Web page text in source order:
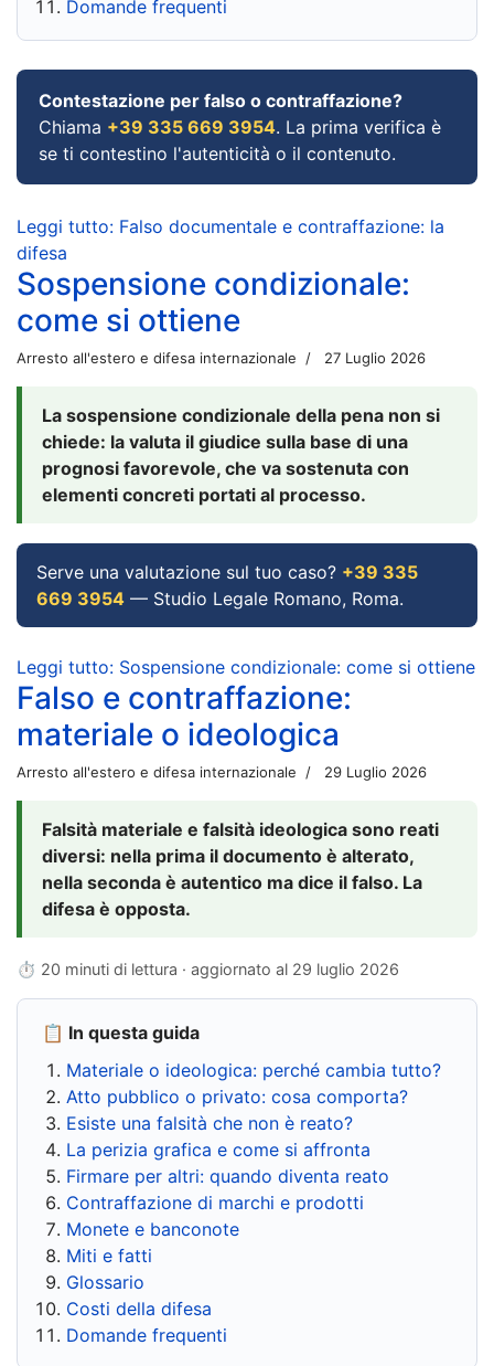
Domande frequenti
Contestazione per falso o contraffazione?
Chiama +39 335 669 3954. La prima verifica è
se ti contestino l'autenticità o il contenuto.
Leggi tutto: Falso documentale e contraffazione: la
difesa
Sospensione condizionale:
come si ottiene
Arresto all'estero e difesa internazionale 27 Luglio 2026
La sospensione condizionale della pena non si
chiede: la valuta il giudice sulla base di una
prognosi favorevole, che va sostenuta con
elementi concreti portati al processo.
Serve una valutazione sul tuo caso? +39 335
669 3954 — Studio Legale Romano, Roma.
Leggi tutto: Sospensione condizionale: come si ottiene
Falso e contraffazione:
materiale o ideologica
Arresto all'estero e difesa internazionale 29 Luglio 2026
Falsità materiale e falsità ideologica sono reati
diversi: nella prima il documento è alterato,
nella seconda è autentico ma dice il falso. La
difesa è opposta.
⏱ 20 minuti di lettura · aggiornato al 29 luglio 2026
📋 In questa guida
Materiale o ideologica: perché cambia tutto?
Atto pubblico o privato: cosa comporta?
Esiste una falsità che non è reato?
La perizia grafica e come si affronta
Firmare per altri: quando diventa reato
Contraffazione di marchi e prodotti
Monete e banconote
Miti e fatti
Glossario
Costi della difesa
Domande frequenti